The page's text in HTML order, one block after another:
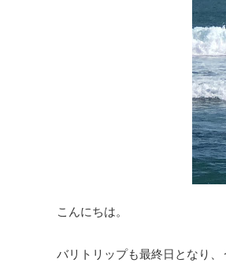
こんにちは。
バリトリップも最終日となり、